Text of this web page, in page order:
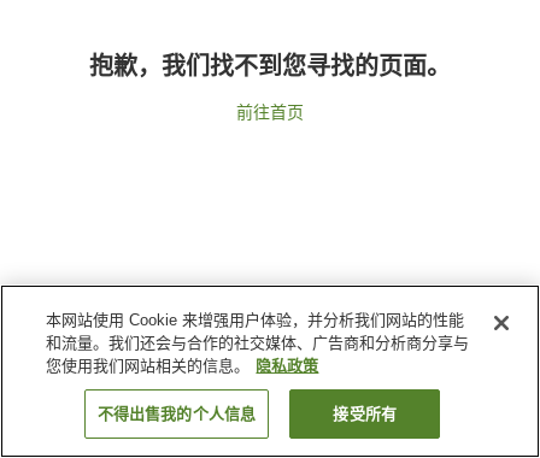
抱歉，我们找不到您寻找的页面。
前往首页
本网站使用 Cookie 来增强用户体验，并分析我们网站的性能
和流量。我们还会与合作的社交媒体、广告商和分析商分享与
您使用我们网站相关的信息。
隐私政策
不得出售我的个人信息 接受所有